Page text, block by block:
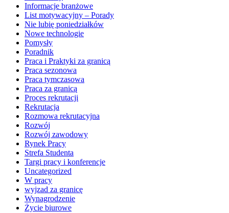
Informacje branżowe
List motywacyjny – Porady
Nie lubię poniedziałków
Nowe technologie
Pomysły
Poradnik
Praca i Praktyki za granicą
Praca sezonowa
Praca tymczasowa
Praca za granicą
Proces rekrutacji
Rekrutacja
Rozmowa rekrutacyjna
Rozwój
Rozwój zawodowy
Rynek Pracy
Strefa Studenta
Targi pracy i konferencje
Uncategorized
W pracy
wyjzad za granicę
Wynagrodzenie
Życie biurowe